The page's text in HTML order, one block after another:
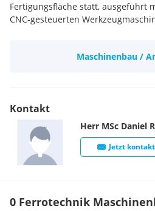
Fertigungsfläche statt, ausgeführt
CNC-gesteuerten
Maschinenbau /
Kontakt
Herr MSc Daniel
Jetzt
0 Ferrotechnik